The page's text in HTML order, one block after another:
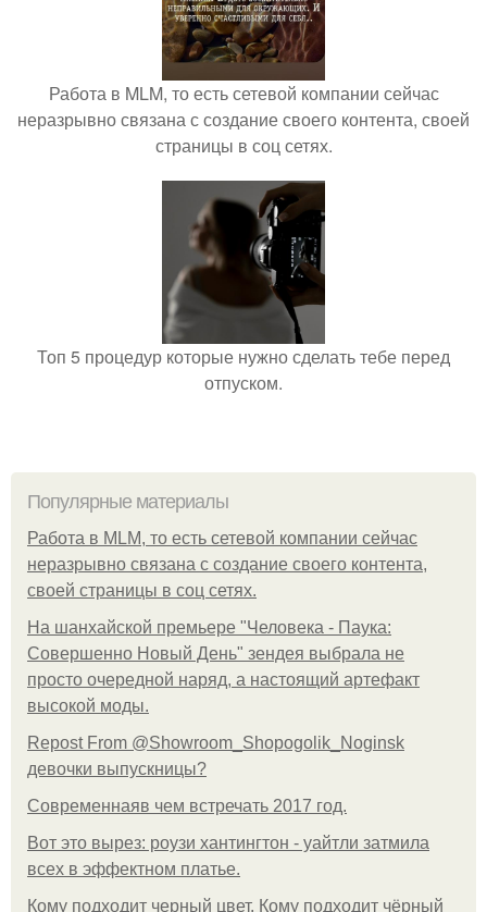
Работа в MLM, то есть сетевой компании сейчас
неразрывно связана с создание своего контента, своей
страницы в соц сетях.
Топ 5 процедур которые нужно сделать тебе перед
отпуском.
Популярные материалы
Работа в MLM, то есть сетевой компании сейчас
неразрывно связана с создание своего контента,
своей страницы в соц сетях.
На шанхайской премьере "Человека - Паука:
Совершенно Новый День" зендея выбрала не
просто очередной наряд, а настоящий артефакт
высокой моды.
Repost From @Showroom_Shopogolik_Noginsk
девочки выпускницы?
Современнаяв чем встречать 2017 год.
Вот это вырез: роузи хантингтон - уайтли затмила
всех в эффектном платьe.
Кому подходит черный цвет. Кому подходит чёрный